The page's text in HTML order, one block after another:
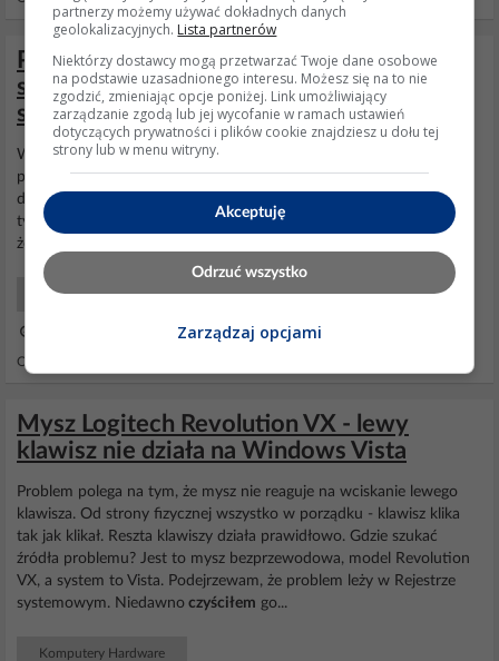
Pilot uniwersalny Logitech Harmony 300 -
szybkie rozładowywanie baterii - baterie
sprawne
Wszystko niby sprawdzałem i
pobór prądu wychodzi 1,5mA. Chyba nie tak źle? Aha, jeszcze
dodam, że na słabych bateriach czy akumulatorach pilot nie działa,
tylko co jakiś czas migają diody urządzeń. Wcześniej wydaje mi się,
że działał nawet na słabych.
Początkujący Naprawy
Odpowiedzi: 13 Wyświetleń: 336
Mysz Logitech Revolution VX - lewy
klawisz nie działa na Windows Vista
Problem polega na tym, że mysz nie reaguje na wciskanie lewego
klawisza. Od strony fizycznej wszystko w porządku - klawisz klika
tak jak klikał. Reszta klawiszy działa prawidłowo. Gdzie szukać
źródła problemu? Jest to mysz bezprzewodowa, model Revolution
VX, a system to Vista. Podejrzewam, że problem leży w Rejestrze
systemowym. Niedawno czyściłem go...
Komputery Hardware
partnerzy możemy używać dokładnych danych
geolokalizacyjnych. Lista partnerów
Niektórzy dostawcy mogą przetwarzać Twoje dane osobowe
na podstawie uzasadnionego interesu. Możesz się na to nie
zgodzić, zmieniając opcje poniżej. Link umożliwiający
zarządzanie zgodą lub jej wycofanie w ramach ustawień
dotyczących prywatności i plików cookie znajdziesz u dołu tej
strony lub w menu witryny.
Akceptuję
Odrzuć wszystko
Zarządzaj opcjami